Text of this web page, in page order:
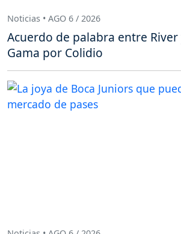
Noticias • AGO 6 / 2026
Acuerdo de palabra entre River
Gama por Colidio